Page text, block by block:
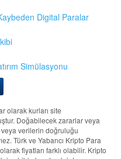
Digital Paralar
Simülasyonu
olarak kurları site
Doğabilecek zararlar veya
verilerin doğruluğu
Türk ve Yabancı Kripto Para
fiyatları farklı olabilir. Kripto